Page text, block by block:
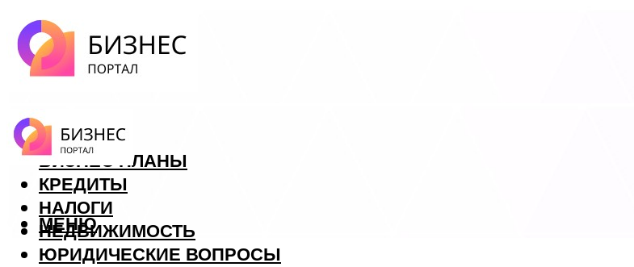
ФОРЕКС
БИЗНЕС ПЛАНЫ
КРЕДИТЫ
НАЛОГИ
НЕДВИЖИМОСТЬ
ЮРИДИЧЕСКИЕ ВОПРОСЫ
МЕНЮ